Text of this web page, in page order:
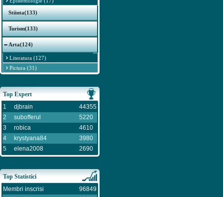
Stiinta(133)
Turism(133)
Arta(124)
Literatura (127)
Pictura (31)
Top Expert
1
djbrain
44355
2
subofferul
5220
3
robica
4610
4
krystyana84
3980
5
elena2008 2690
Top Statistici
Membri inscrisi
96849